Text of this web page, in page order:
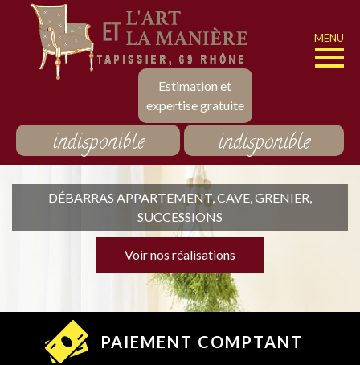
Estimation et
expertise gratuite
MENU
indisponible indisponible
DÉBARRAS APPARTEMENT, CAVE, GRENIER,
SUCCESSIONS
Voir nos réalisations
PAIEMENT COMPTANT